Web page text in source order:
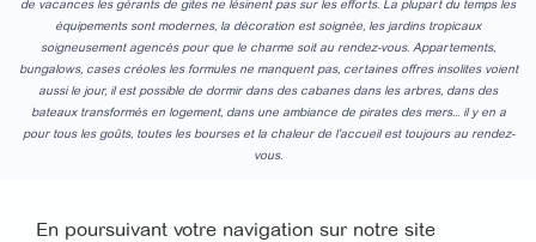
de vacances les gérants de gites ne lésinent pas sur les efforts. La plupart du temps les
équipements sont modernes, la décoration est soignée, les jardins tropicaux
soigneusement agencés pour que le charme soit au rendez-vous. Appartements,
bungalows, cases créoles les formules ne manquent pas, certaines offres insolites voient
aussi le jour, il est possible de dormir dans des cabanes dans les arbres, dans des
bateaux transformés en logement, dans une ambiance de pirates des mers... il y en a
pour tous les goûts, toutes les bourses et la chaleur de l’accueil est toujours au rendez-
vous.
En poursuivant votre navigation sur notre site